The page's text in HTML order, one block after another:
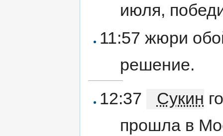
июля,
11:57 жюри
решение.
12:37
Сукин
прошла в